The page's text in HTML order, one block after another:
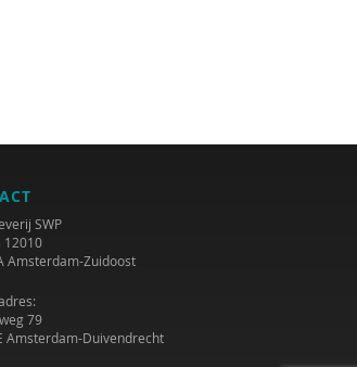
SWP
12010
Amsterdam-Zuidoost
79
Amsterdam-Duivendrecht